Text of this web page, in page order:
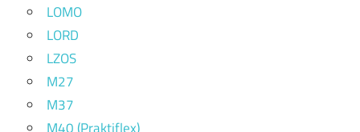
LOMO
LORD
LZOS
M27
M37